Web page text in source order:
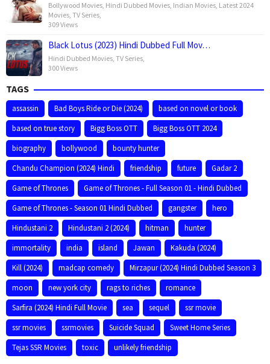
Bollywood Movies, Hindi Dubbed Movies, Indian Movies, Latest 2024
Movies, TV Series,
309 Views
Black Lotus (2023) Hindi Dubbed Full Mov…
Hindi Dubbed Movies, TV Series,
300 Views
TAGS
assassin Bad Boys Ride or Die (2024)
based on novel or book
based on true story
Bigg Boss OTT
Bigg Boss OTT 2024
biography
bollywood
bounty hunter
Chandu Champion (2024) Hindi
friendship future
Gadar 2
Game of Thrones
Game of Thrones - Full Season 01 - Hindi Dubbed
Game of Thrones - Season 01 Hindi Dubbed
gangster
hero
Hindustani 2
Hindustani 2 (2024) hitman
hunter
immortality
india island Jawan
Kakuda (2024)
Kill (2024)
madcap comedy
Mirzapur (2024) Hindi Dubbed Season 3
moon
new york city rags to riches
romance
Sarfira (2024) Hindi Full Movie
sea sequel
ssr movie
ssr movies
ssrmovies Suicide Squad
Sweet Home Series
Tejas SSR Movies
toxic unlikely friendship